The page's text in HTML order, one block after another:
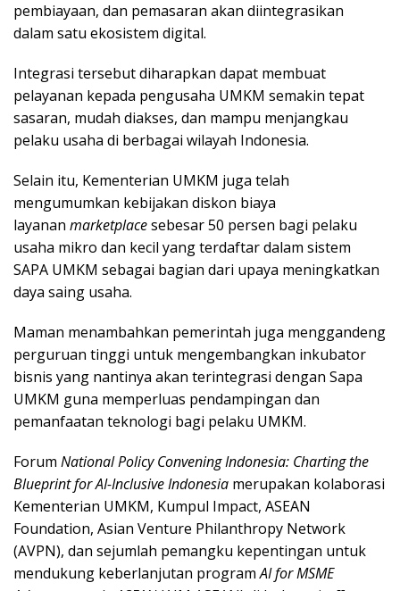
pembiayaan, dan pemasaran akan diintegrasikan
dalam satu ekosistem digital.
Integrasi tersebut diharapkan dapat membuat
pelayanan kepada pengusaha UMKM semakin tepat
sasaran, mudah diakses, dan mampu menjangkau
pelaku usaha di berbagai wilayah Indonesia.
Selain itu, Kementerian UMKM juga telah
mengumumkan kebijakan diskon biaya
layanan marketplacesebesar 50 persen bagi pelaku
usaha mikro dan kecil yang terdaftar dalam sistem
SAPA UMKM sebagai bagian dari upaya meningkatkan
daya saing usaha.
Maman menambahkan pemerintah juga menggandeng
perguruan tinggi untuk mengembangkan inkubator
bisnis yang nantinya akan terintegrasi dengan Sapa
UMKM guna memperluas pendampingan dan
pemanfaatan teknologi bagi pelaku UMKM.
Forum National Policy Convening Indonesia: Charting the
Blueprint for AI-Inclusive Indonesia merupakan kolaborasi
Kementerian UMKM, Kumpul Impact, ASEAN
Foundation, Asian Venture Philanthropy Network
(AVPN), dan sejumlah pemangku kepentingan untuk
mendukung keberlanjutan programAI for MSME